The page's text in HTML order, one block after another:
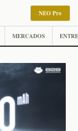
NEO Pro
MERCADOS